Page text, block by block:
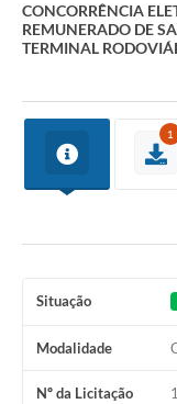
CONCORRÊNCIA
REMUNERADO DE
TERMINAL
1
Situação
Modalidade
Nº da Licitação